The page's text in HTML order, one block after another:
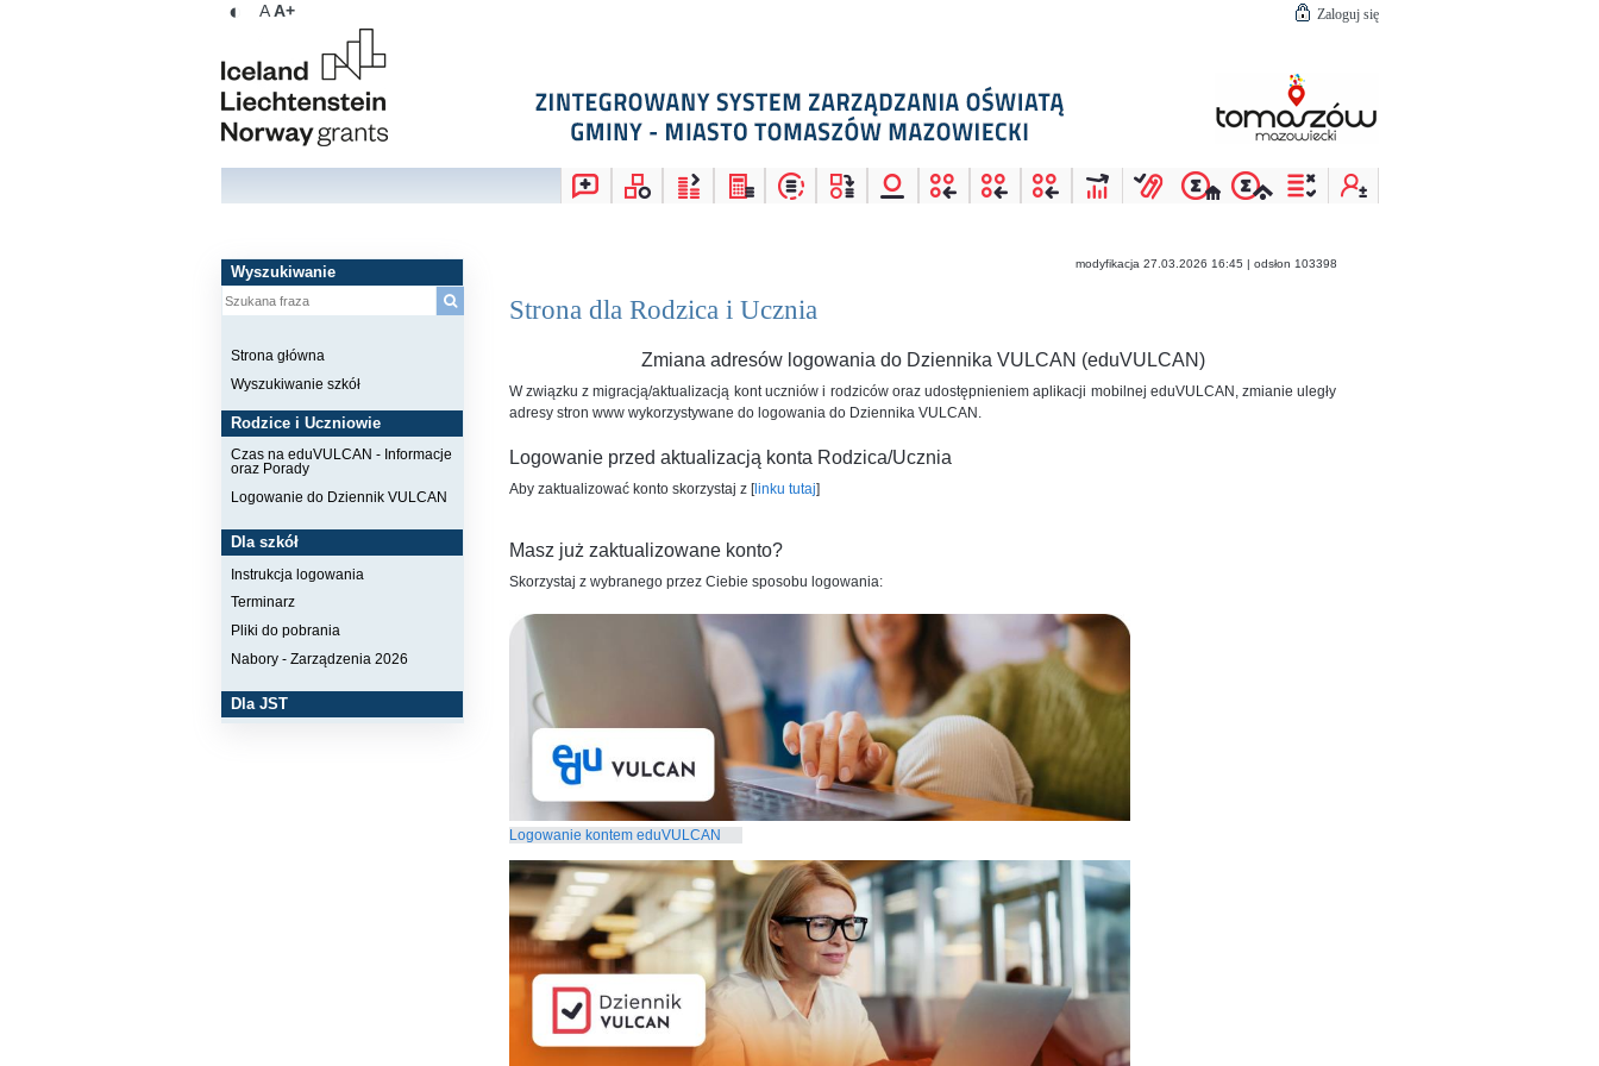
◐ A A+ Zaloguj się
Wyszukiwanie
Strona główna
Wyszukiwanie szkół
Rodzice i Uczniowie
Czas na eduVULCAN - Informacje
oraz Porady
Logowanie do Dziennik VULCAN
Dla szkół
Instrukcja logowania
Terminarz
Pliki do pobrania
Nabory - Zarządzenia 2026
Dla JST
modyfikacja 27.03.2026 16:45 | odsłon 103398
Strona dla Rodzica i Ucznia
Zmiana adresów logowania do Dziennika VULCAN (eduVULCAN)
W związku z migracją/aktualizacją kont uczniów i rodziców oraz udostępnieniem aplikacji mobilnej eduVULCAN, zmianie uległy
adresy stron www wykorzystywane do logowania do Dziennika VULCAN.
Logowanie przed aktualizacją konta Rodzica/Ucznia
Aby zaktualizować konto skorzystaj z [linku tutaj]
Masz już zaktualizowane konto?
Skorzystaj z wybranego przez Ciebie sposobu logowania:
Logowanie kontem eduVULCAN